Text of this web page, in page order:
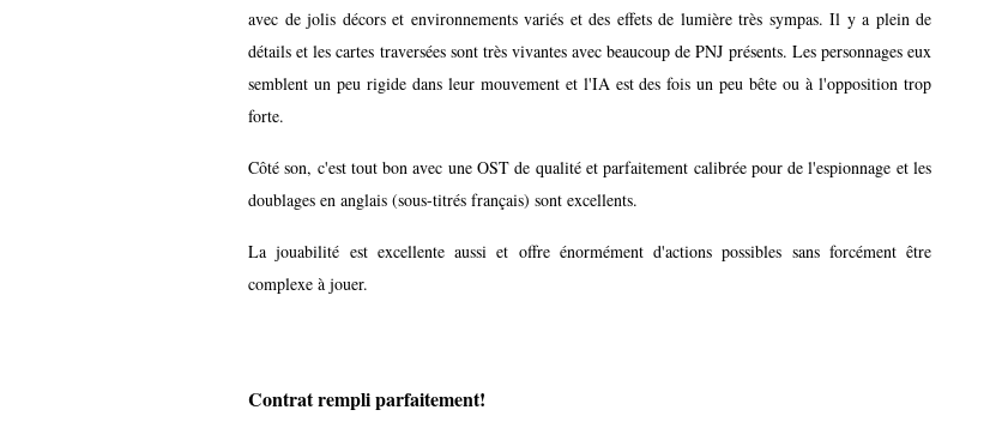
avec de jolis décors et environnements variés et des effets de lumière très sympas. Il y a plein de
détails et les cartes traversées sont très vivantes avec beaucoup de PNJ présents. Les personnages eux
semblent un peu rigide dans leur mouvement et l'IA est des fois un peu bête ou à l'opposition trop
forte.
Côté son, c'est tout bon avec une OST de qualité et parfaitement calibrée pour de l'espionnage et les
doublages en anglais (sous-titrés français) sont excellents.
La jouabilité est excellente aussi et offre énormément d'actions possibles sans forcément être
complexe à jouer.
Contrat rempli parfaitement!